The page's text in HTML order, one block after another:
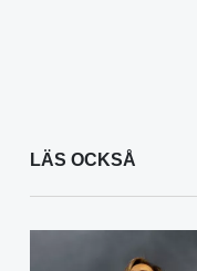
LÄS OCKSÅ